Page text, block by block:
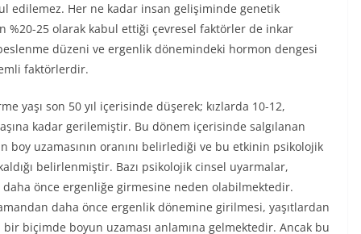
edilemez. Her ne kadar insan gelişiminde genetik
%20-25 olarak kabul ettiği çevresel faktörler de inkar
düzeni ve ergenlik dönemindeki hormon dengesi
faktörlerdir.
yaşı son 50 yıl içerisinde düşerek; kızlarda 10-12,
kadar gerilemiştir. Bu dönem içerisinde salgılanan
boy uzamasının oranını belirlediği ve bu etkinin psikolojik
belirlenmiştir. Bazı psikolojik cinsel uyarmalar,
önce ergenliğe girmesine neden olabilmektedir.
daha önce ergenlik dönemine girilmesi, yaşıtlardan
bir biçimde boyun uzaması anlamına gelmektedir. Ancak bu